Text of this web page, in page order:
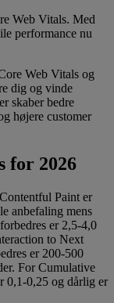
Web Vitals. Med
performance nu
Web Vitals og
dig og vinde
skaber bedre
højere customer
for 2026
Paint er
anbefaling mens
er 2,5-4,0
to Next
er 200-500
For Cumulative
0,1-0,25 og dårlig er